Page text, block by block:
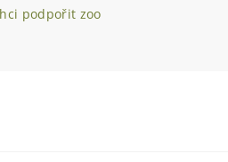
podpořit zoo